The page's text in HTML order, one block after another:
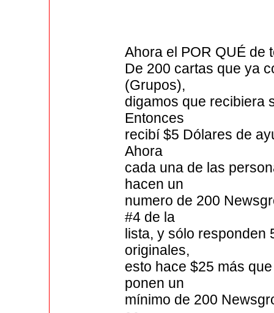
Ahora el POR QUÉ de
De 200 cartas que ya
(Grupos),
digamos que recibiera
Entonces
recibí $5 Dólares de
Ahora
cada una de las
hacen un
numero de 200
#4 de la
lista, y sólo responden
originales,
esto hace $25 más
ponen un
mínimo de 200